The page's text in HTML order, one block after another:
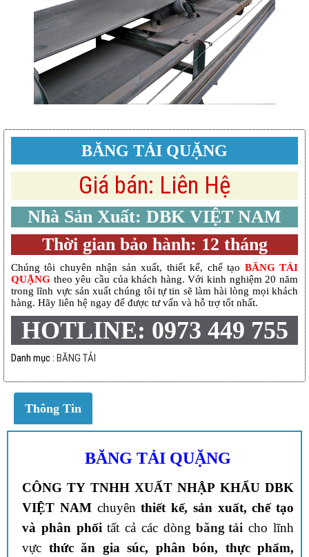
BĂNG TẢI QUẶNG
Giá bán: Liên Hệ
Nhà Sản Xuất: DBK VIỆT NAM
Thời gian bảo hành: 12 tháng
Chúng tôi chuyên nhận sản xuất, thiết kế, chế tạo BĂNG TẢI
QUẶNG theo yêu cầu của khách hàng. Với kinh nghiệm 20 năm
trong lĩnh vực sản xuất chúng tôi tự tin sẽ làm hài lòng mọi khách
hàng. Hãy liên hệ ngay để được tư vấn và hỗ trợ tốt nhất.
HOTLINE: 0973 449 755
Danh mục : BĂNG TẢI
Thông Tin
BĂNG TẢI QUẶNG
CÔNG TY TNHH XUẤT NHẬP KHẨU DBK
VIỆT NAMchuyênthiết kế, sản xuất, chế tạo
và phân phối tất cả các dòngbăng tải cho lĩnh
vực thức ăn gia súc, phân bón, thực phẩm,